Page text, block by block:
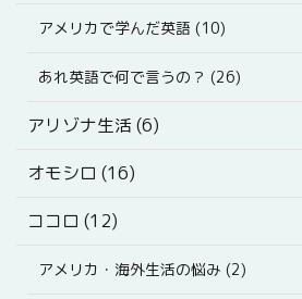
アメリカで学んだ英語 (10)
あれ英語で何で言うの？ (26)
アリゾナ生活 (6)
オモシロ (16)
ココロ (12)
アメリカ・海外生活の悩み (2)